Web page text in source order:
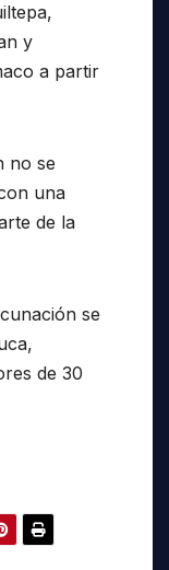
y
a partir
no se
una
de la
se
de 30